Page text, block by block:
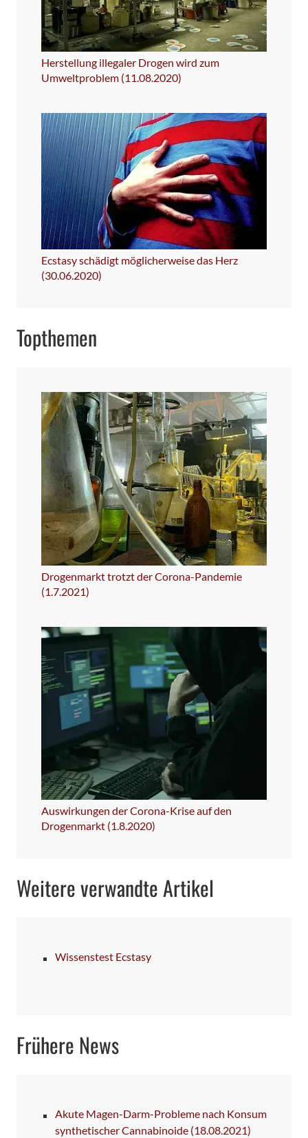
Herstellung illegaler Drogen wird zum
Umweltproblem (11.08.2020)
Ecstasy schädigt möglicherweise das Herz
(30.06.2020)
Topthemen
Drogenmarkt trotzt der Corona-Pandemie
(1.7.2021)
Auswirkungen der Corona-Krise auf den
Drogenmarkt (1.8.2020)
Weitere verwandte Artikel
Wissenstest Ecstasy
Frühere News
Akute Magen-Darm-Probleme nach Konsum
synthetischer Cannabinoide (18.08.2021)